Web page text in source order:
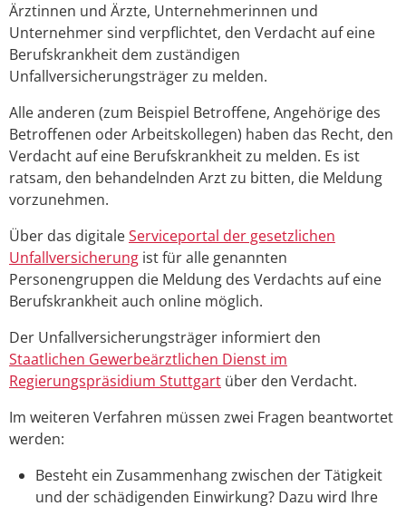
Ärztinnen und Ärzte, Unternehmerinnen und
Unternehmer sind verpflichtet, den Verdacht auf eine
Berufskrankheit dem zuständigen
Unfallversicherungsträger zu melden.
Alle anderen (zum Beispiel Betroffene, Angehörige des
Betroffenen oder Arbeitskollegen) haben das Recht, den
Verdacht auf eine Berufskrankheit zu melden. Es ist
ratsam, den behandelnden Arzt zu bitten, die Meldung
vorzunehmen.
Über das digitaleServiceportal der gesetzlichen
Unfallversicherung ist für alle genannten
Personengruppen die Meldung des Verdachts auf eine
Berufskrankheit auch online möglich.
Der Unfallversicherungsträger informiert den
Staatlichen Gewerbeärztlichen Dienst im
Regierungspräsidium Stuttgart über den Verdacht.
Im weiteren Verfahren müssen zwei Fragen beantwortet
werden:
Besteht ein Zusammenhang zwischen der Tätigkeit
und der schädigenden Einwirkung? Dazu wird Ihre